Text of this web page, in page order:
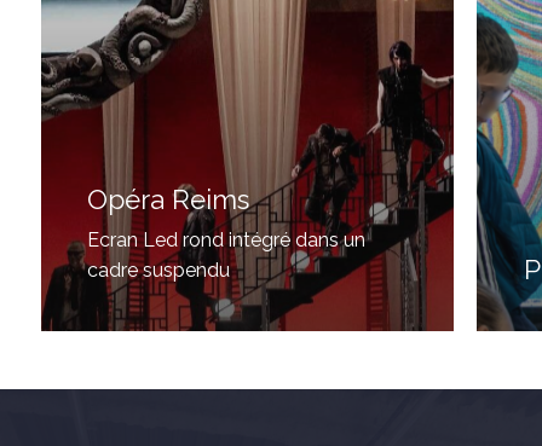
Opéra Reims
Ecran Led rond intégré dans un
cadre suspendu